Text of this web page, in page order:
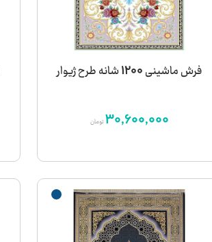
فرش ماشینی 1200 شانه طرح ژیوار
30,600,000تومان